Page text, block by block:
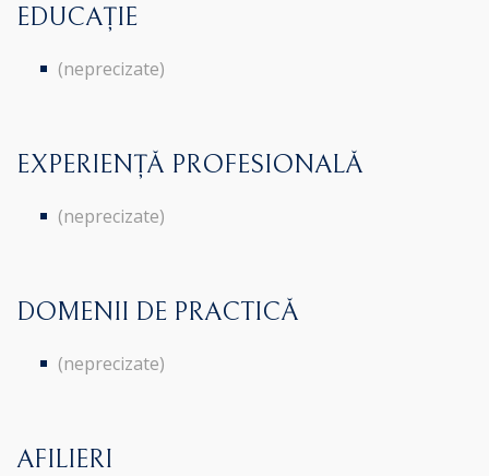
EDUCAȚIE
(neprecizate)
EXPERIENȚĂ PROFESIONALĂ
(neprecizate)
DOMENII DE PRACTICĂ
(neprecizate)
AFILIERI